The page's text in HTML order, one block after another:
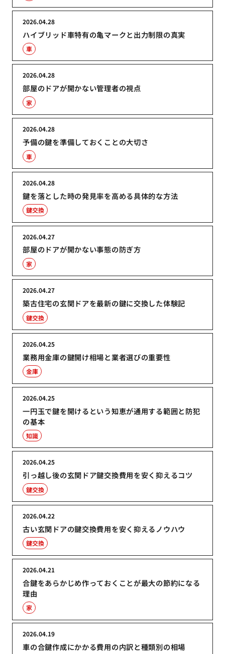
ハイブリッド車特有の亀マークと出力制限の真実
2026.04.28
車
部屋のドアが開かない管理者の視点
2026.04.28
家
予備の鍵を準備しておくことの大切さ
2026.04.28
車
鍵を落とした時の発見率を高める具体的な方法
2026.04.28
鍵交換
部屋のドアが開かない事態の防ぎ方
2026.04.27
家
築古住宅の玄関ドアを最新の鍵に交換した体験記
2026.04.27
鍵交換
業務用金庫の鍵開け相場と業者選びの重要性
2026.04.25
金庫
一円玉で鍵を開けるという知恵が通用する範囲と防犯
の基本
2026.04.25
知識
引っ越し後の玄関ドア鍵交換費用を安く抑えるコツ
2026.04.25
鍵交換
古い玄関ドアの鍵交換費用を安く抑えるノウハウ
2026.04.22
鍵交換
合鍵をあらかじめ作っておくことが最大の節約になる
理由
2026.04.21
家
車の合鍵作成にかかる費用の内訳と種類別の相場
2026.04.19